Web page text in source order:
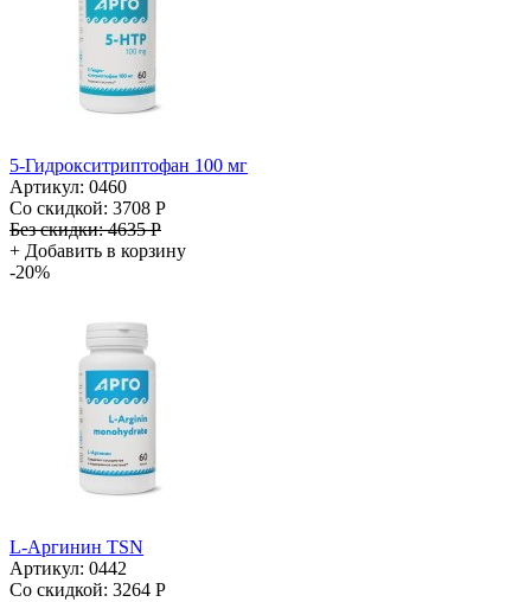
5-Гидрокситриптофан 100 мг
Артикул: 0460
Со скидкой: 3708 Р
Без скидки:4635 Р
+ Добавить в корзину
-20%
L-Аргинин TSN
Артикул: 0442
Со скидкой: 3264 Р